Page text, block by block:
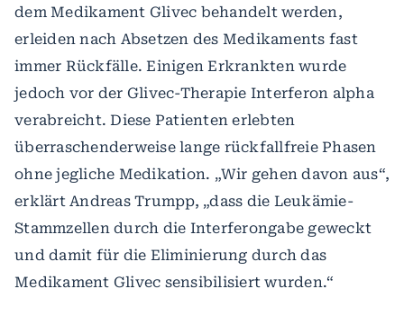
dem Medikament Glivec behandelt werden,
erleiden nach Absetzen des Medikaments fast
immer Rückfälle. Einigen Erkrankten wurde
jedoch vor der Glivec-Therapie Interferon alpha
verabreicht. Diese Patienten erlebten
überraschenderweise lange rückfallfreie Phasen
ohne jegliche Medikation. „Wir gehen davon aus“,
erklärt Andreas Trumpp, „dass die Leukämie-
Stammzellen durch die Interferongabe geweckt
und damit für die Eliminierung durch das
Medikament Glivec sensibilisiert wurden.“